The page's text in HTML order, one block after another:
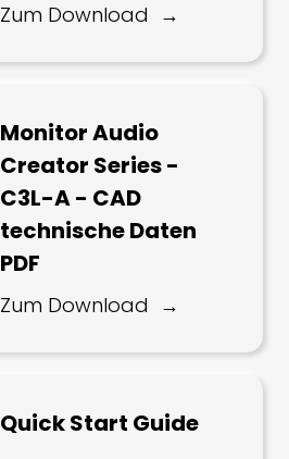
Zum Download
Monitor Audio
Creator Series -
C3L-A - CAD
technische Daten
PDF
Zum Download
Quick Start Guide